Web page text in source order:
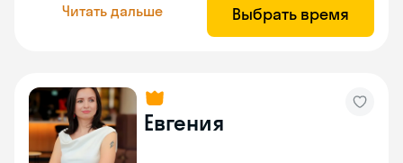
Читать дальше Выбрать время
Евгения